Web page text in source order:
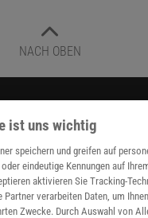
NACH OBEN
ist uns wichtig
speichern und greifen auf
eindeutige Kennungen auf
aktivieren Sie Tracking-
Partner verarbeiten Daten, um
Zwecke. Durch Auswahl von